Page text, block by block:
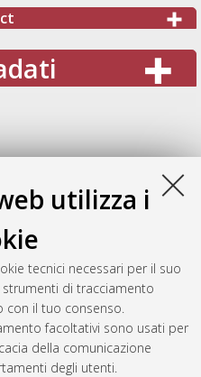
utilizza i
tecnici necessari per il suo
di tracciamento
con il tuo consenso.
facoltativi sono usati per
della comunicazione
degli utenti.